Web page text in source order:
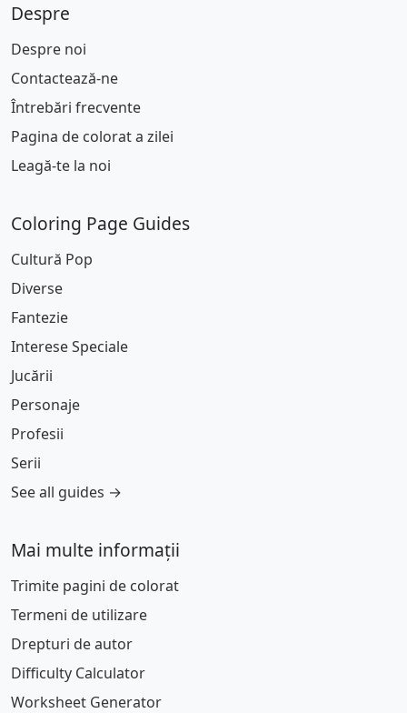
Despre
Despre noi
Contactează-ne
Întrebări frecvente
Pagina de colorat a zilei
Leagă-te la noi
Coloring Page Guides
Cultură Pop
Diverse
Fantezie
Interese Speciale
Jucării
Personaje
Profesii
Serii
See all guides →
Mai multe informații
Trimite pagini de colorat
Termeni de utilizare
Drepturi de autor
Difficulty Calculator
Worksheet Generator